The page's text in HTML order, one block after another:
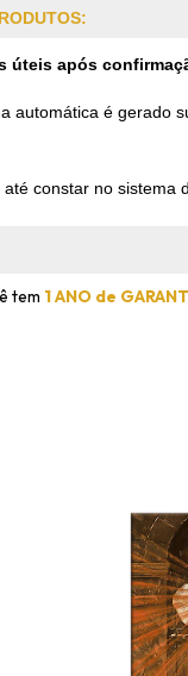
úteis após
automática é gerado
constar no sistema
tem 1 ANO de